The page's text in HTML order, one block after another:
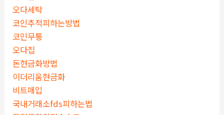
오다세탁
코인추적피하는방법
코인무통
오다집
돈현금화방법
이더리움현금화
비트매입
국내거래소fds피하는법